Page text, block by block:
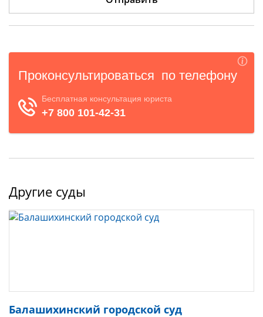
Другие суды
Балашихинский городской суд